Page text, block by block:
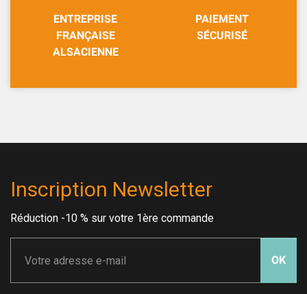
ENTREPRISE
FRANÇAISE
ALSACIENNE
PAIEMENT
SÉCURISÉ
Inscription Newsletter
Réduction -10 % sur votre 1ère commande
OK